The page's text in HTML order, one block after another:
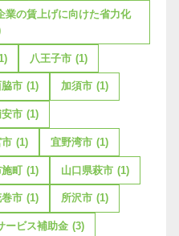
業の賃上げに向けた省力化
八王子市 (1)
市 (1) 加須市 (1)
市 (1)
(1) 宜野湾市 (1)
町 (1) 山口県萩市 (1)
市 (1) 所沢市 (1)
ービス補助金 (3)